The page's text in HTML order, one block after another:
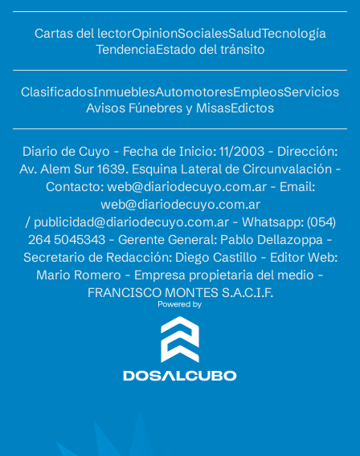
Cartas del lectorOpinionSocialesSaludTecnología
TendenciaEstado del tránsito
ClasificadosInmueblesAutomotoresEmpleosServicios
Avisos Fúnebres y MisasEdictos
Diario de Cuyo - Fecha de Inicio: 11/2003 - Dirección:
Av. Alem Sur 1639. Esquina Lateral de Circunvalación -
Contacto: web@diariodecuyo.com.ar- Email:
web@diariodecuyo.com.ar
/ publicidad@diariodecuyo.com.ar- Whatsapp: (054)
264 5045343 - Gerente General: Pablo Dellazoppa -
Secretario de Redacción: Diego Castillo - Editor Web:
Mario Romero - Empresa propietaria del medio -
FRANCISCO MONTES S.A.C.I.F.